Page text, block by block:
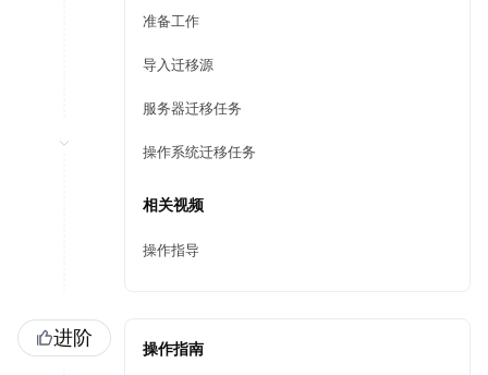
准备工作
导入迁移源
服务器迁移任务
操作系统迁移任务
相关视频
操作指导
进阶 操作指南